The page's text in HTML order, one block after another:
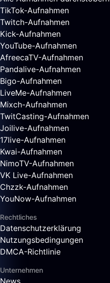
TikTok-Aufnahmen
Twitch-Aufnahmen
Kick-Aufnahmen
YouTube-Aufnahmen
AfreecaTV-Aufnahmen
Pandalive-Aufnahmen
Bigo-Aufnahmen
LiveMe-Aufnahmen
Mixch-Aufnahmen
TwitCasting-Aufnahmen
Joilive-Aufnahmen
17live-Aufnahmen
Kwai-Aufnahmen
NimoTV-Aufnahmen
VK Live-Aufnahmen
Chzzk-Aufnahmen
YouNow-Aufnahmen
Rechtliches
Datenschutzerklärung
Nutzungsbedingungen
DMCA-Richtlinie
Unternehmen